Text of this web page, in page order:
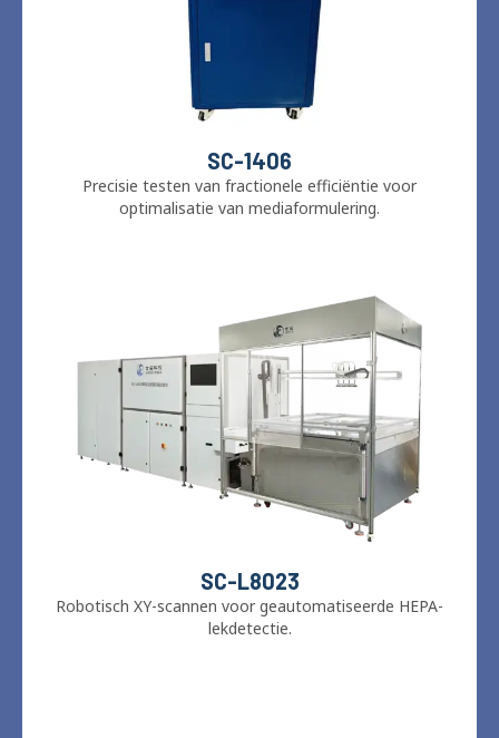
SC-1406
Precisie testen van fractionele efficiëntie voor
optimalisatie van mediaformulering.
SC-L8023
Robotisch XY-scannen voor geautomatiseerde HEPA-
lekdetectie.